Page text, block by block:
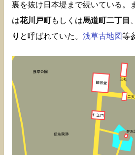
裏を抜け日本堤まで続いている。
は花川戸町もしくは馬道町二丁目
り と呼ばれていた。 浅草古地図等